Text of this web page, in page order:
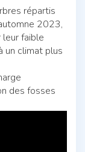
répartis
2023,
faible
un climat plus
des fosses